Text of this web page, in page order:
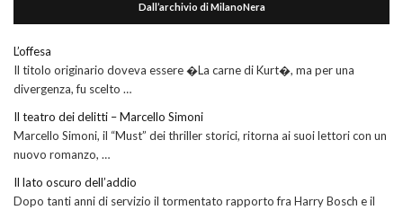
Dall’archivio di MilanoNera
L’offesa
Il titolo originario doveva essere �La carne di Kurt�, ma per una
divergenza, fu scelto …
Il teatro dei delitti – Marcello Simoni
Marcello Simoni, il “Must” dei thriller storici, ritorna ai suoi lettori con un
nuovo romanzo, …
Il lato oscuro dell’addio
Dopo tanti anni di servizio il tormentato rapporto fra Harry Bosch e il